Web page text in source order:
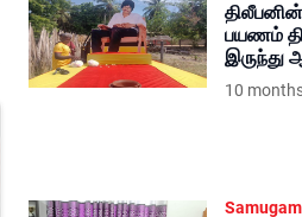
பயணம்
இருந்து
10